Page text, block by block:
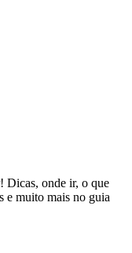
Dicas, onde ir, o que
e muito mais no guia